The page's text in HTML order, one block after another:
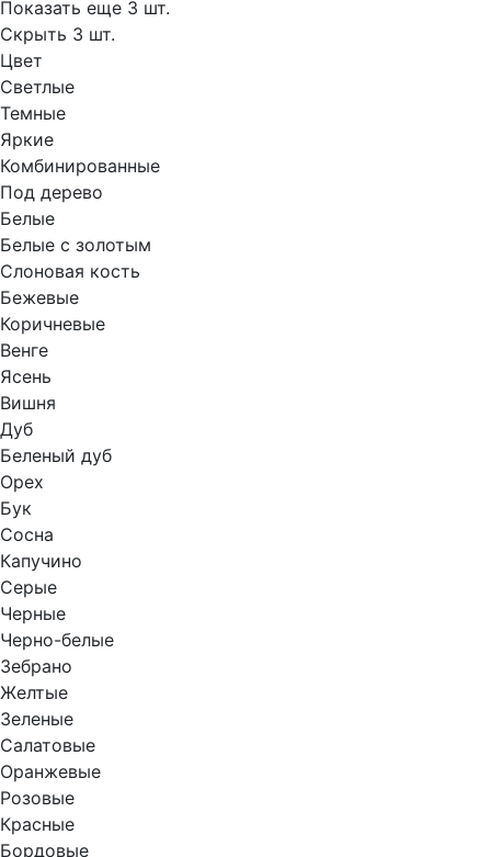
Показать еще 3 шт.
Скрыть 3 шт.
Цвет
Светлые
Темные
Яркие
Комбинированные
Под дерево
Белые
Белые с золотым
Слоновая кость
Бежевые
Коричневые
Венге
Ясень
Вишня
Дуб
Беленый дуб
Орех
Бук
Сосна
Капучино
Серые
Черные
Черно-белые
Зебрано
Желтые
Зеленые
Салатовые
Оранжевые
Розовые
Красные
Бордовые